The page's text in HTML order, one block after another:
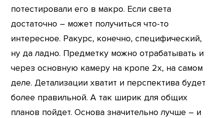
потестировали его в макро. Если света
достаточно – может получиться что-то
интересное. Ракурс, конечно, специфический,
ну да ладно. Предметку можно отрабатывать и
через основную камеру на кропе 2х, на самом
деле. Детализации хватит и перспектива будет
более правильной. А так ширик для общих
планов пойдет. Основа значительно лучше – и